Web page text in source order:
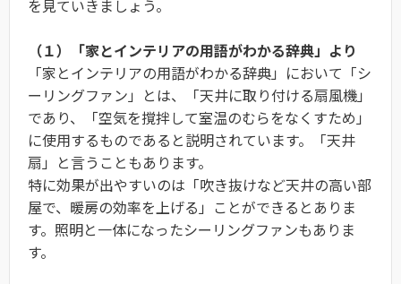
を見ていきましょう。
（１）「家とインテリアの用語がわかる辞典」より
「家とインテリアの用語がわかる辞典」において「シ
ーリングファン」とは、「天井に取り付ける扇風機」
であり、「空気を撹拌して室温のむらをなくすため」
に使用するものであると説明されています。「天井
扇」と言うこともあります。
特に効果が出やすいのは「吹き抜けなど天井の高い部
屋で、暖房の効率を上げる」ことができるとありま
す。照明と一体になったシーリングファンもありま
す。